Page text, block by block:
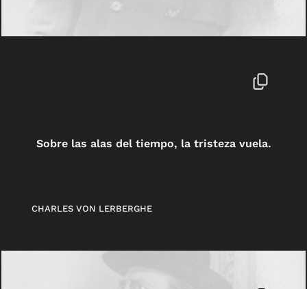
Sobre las alas del tiempo, la tristeza vuela.
CHARLES VON LERBERGHE